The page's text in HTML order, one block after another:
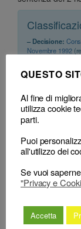
– Decisione:
Novembre 1992
Tenuta Albi –
iscrizione –
illibata –
non tale da
QUESTO
Al fine di
utilizza cookie
parti.
Puoi
all'utilizzo dei
Se vuoi
"Privacy e
Accetta